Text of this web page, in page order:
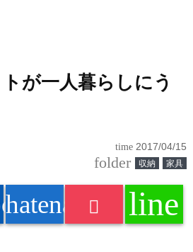
が一人暮らしにう
time 2017/04/15
folder 収納 家具
hatenabookmark
line